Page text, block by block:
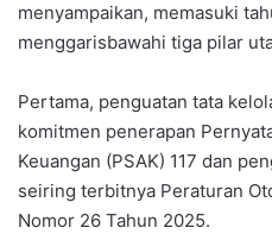
menyampaikan, memasuki
menggarisbawahi tiga pilar
Pertama, penguatan tata
komitmen penerapan
Keuangan (PSAK) 117 dan
seiring terbitnya Peraturan
Nomor 26 Tahun 2025.